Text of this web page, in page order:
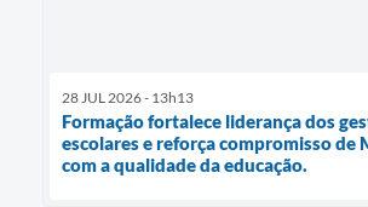
28 JUL 2026 - 13h13
Formação fortalece liderança dos
escolares e reforça compromisso de
com a qualidade da educação.